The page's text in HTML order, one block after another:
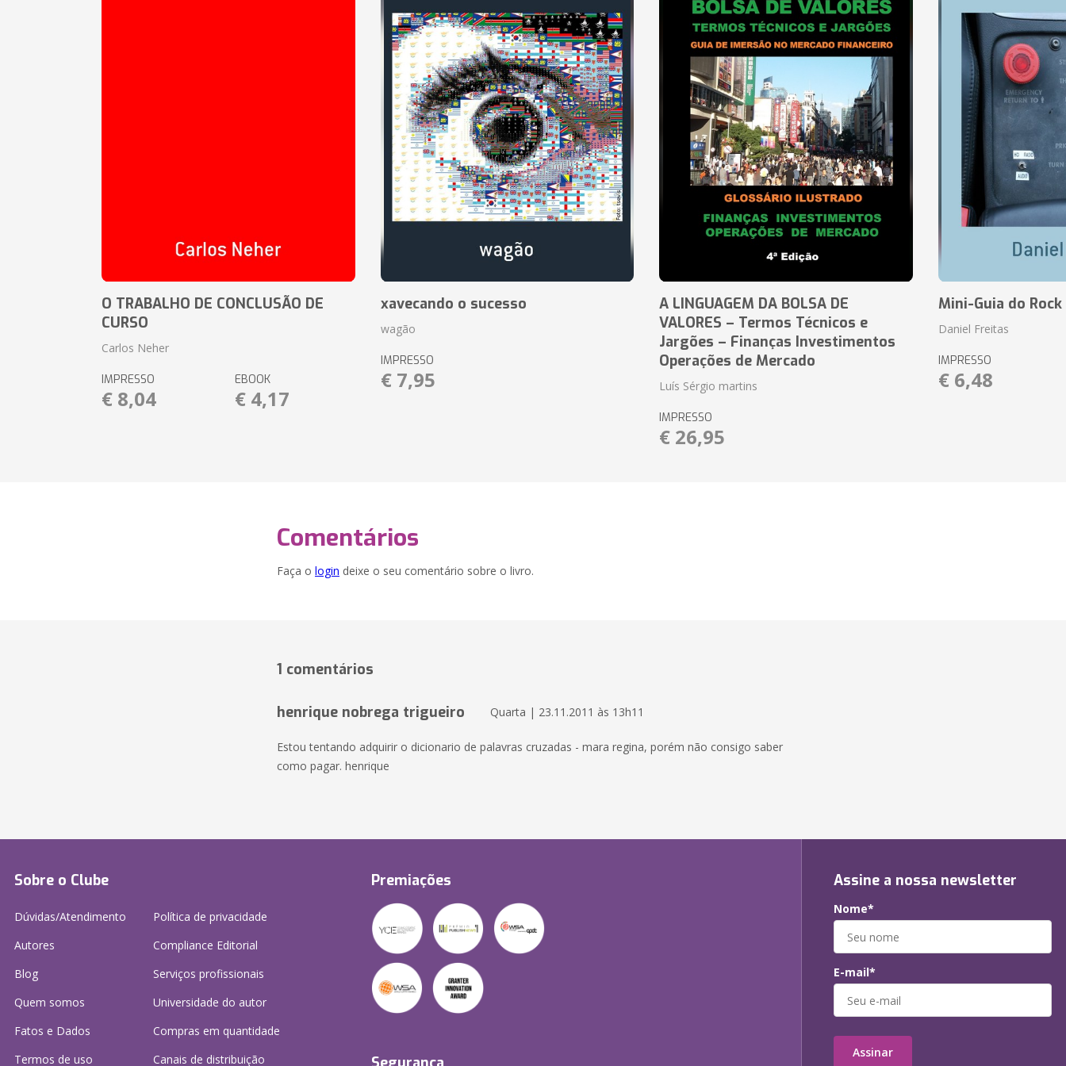
O TRABALHO DE CONCLUSÃO DE
CURSO
Carlos Neher
IMPRESSO
€ 8,04
EBOOK
€ 4,17
xavecando o sucesso
wagão
IMPRESSO
€ 7,95
A LINGUAGEM DA BOLSA DE
VALORES – Termos Técnicos e
Jargões – Finanças Investimentos
Operações de Mercado
Luís Sérgio martins
IMPRESSO
€ 26,95
Mini-Guia do
Daniel Freitas
IMPRESSO
€ 6,48
Comentários
Faça o login deixe o seu comentário sobre o livro.
1 comentários
henrique nobrega trigueiro Quarta | 23.11.2011 às 13h11
Estou tentando adquirir o dicionario de palavras cruzadas - mara regina, porém não consigo saber
como pagar. henrique
Sobre o Clube
Dúvidas/Atendimento
Autores
Blog
Quem somos
Fatos e Dados
Termos de uso
Política de privacidade
Compliance Editorial
Serviços profissionais
Universidade do autor
Compras em quantidade
Canais de distribuição
Premiações Assine a nossa newsletter
Nome*
E-mail*
Assinar